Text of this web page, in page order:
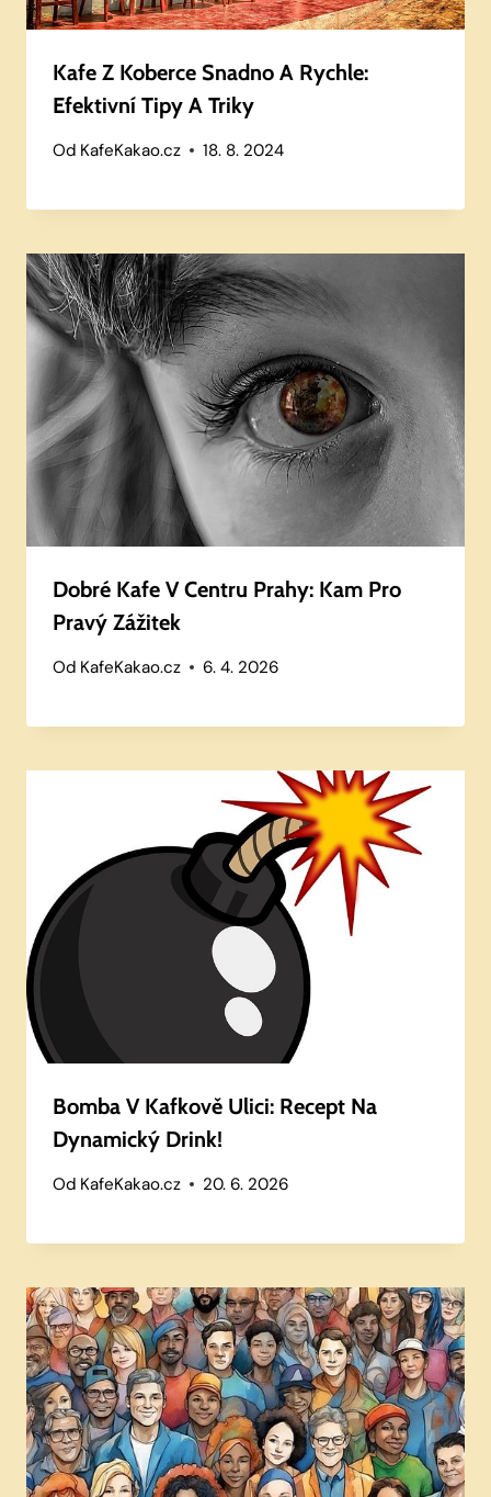
Kafe Z Koberce Snadno A Rychle:
Efektivní Tipy A Triky
Od KafeKakao.cz 18. 8. 2024
Dobré Kafe V Centru Prahy: Kam Pro
Pravý Zážitek
Od KafeKakao.cz 6. 4. 2026
Bomba V Kafkově Ulici: Recept Na
Dynamický Drink!
Od KafeKakao.cz 20. 6. 2026